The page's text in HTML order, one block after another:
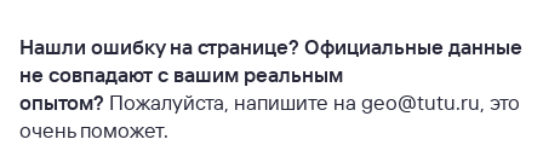
Нашли ошибку на странице? Официальные данные
не совпадают с вашим реальным
опытом? Пожалуйста, напишите на geo@tutu.ru, это
очень поможет.